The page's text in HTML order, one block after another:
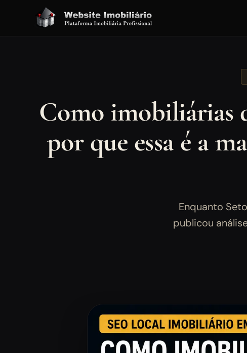
Como imobiliárias
por que essa é a
Enquanto
publicou